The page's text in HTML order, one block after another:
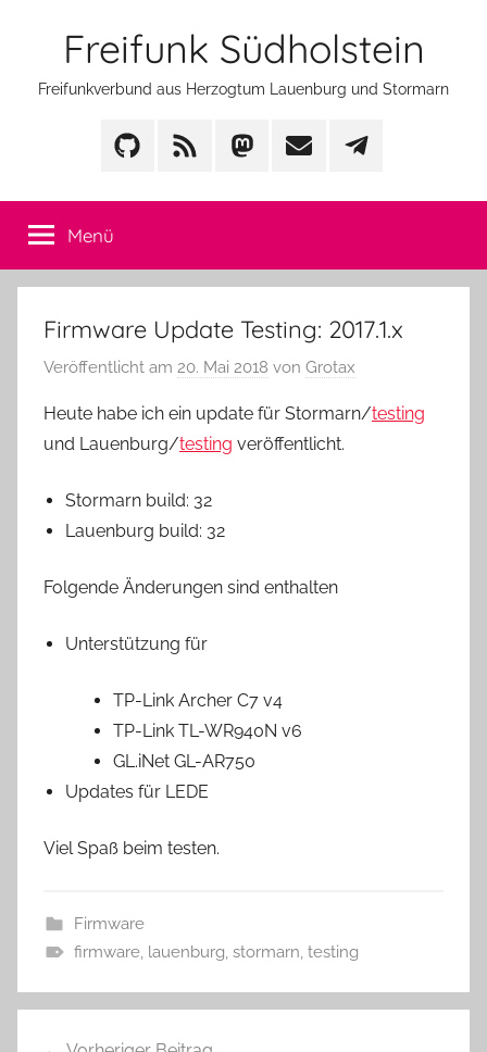
Freifunk Südholstein
Freifunkverbund aus Herzogtum Lauenburg und Stormarn
GitHub Feed Mastodon
Mail Telegram
Menü
Firmware Update Testing: 2017.1.x
Veröffentlicht am 20. Mai 2018 von Grotax
Heute habe ich ein update für Stormarn/testing
und Lauenburg/testing veröffentlicht.
Stormarn build: 32
Lauenburg build: 32
Folgende Änderungen sind enthalten
Unterstützung für
TP-Link Archer C7 v4
TP-Link TL-WR940N v6
GL.iNet GL-AR750
Updates für LEDE
Viel Spaß beim testen.
Firmware
firmware, lauenburg, stormarn, testing